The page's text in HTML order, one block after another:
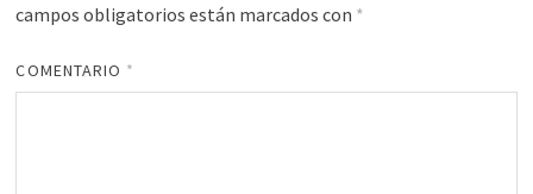
campos obligatorios están marcados con *
COMENTARIO *